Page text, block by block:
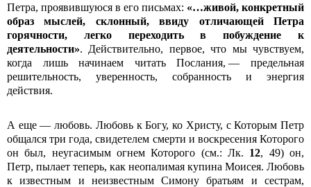
Петра, проявившуюся в его письмах: «…живой, конкретный
образ мыслей, склонный, ввиду отличающей Петра
горячности, легко переходить в побуждение к
деятельности». Действительно, первое, что мы чувствуем,
когда лишь начинаем читать Послания, — предельная
решительность, уверенность, собранность и энергия
действия.
А еще — любовь. Любовь к Богу, ко Христу, с Которым Петр
общался три года, свидетелем смерти и воскресения Которого
он был, неугасимым огнем Которого (см.: Лк. 12, 49) он,
Петр, пылает теперь, как неопалимая купина Моисея. Любовь
к известным и неизвестным Симону братьям и сестрам,